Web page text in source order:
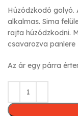
Húzódzkodó golyó.
alkalmas. Sima
rajta húzódzkodni.
csavarozva panlere
Az ár egy párra